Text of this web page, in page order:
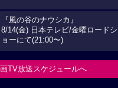
『風の谷のナウシカ』
8/14(金) 日本テレビ/金曜ロードシ
ョーにて(21:00〜)
TV放送スケジュールへ